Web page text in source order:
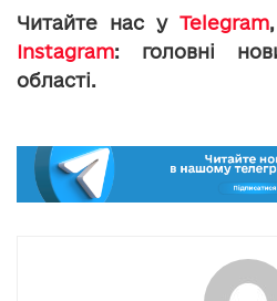
Читайте нас у Telegram,
Instagram: головні
області.